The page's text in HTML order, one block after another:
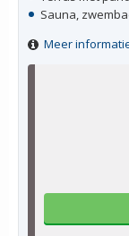
Sauna,
Meer